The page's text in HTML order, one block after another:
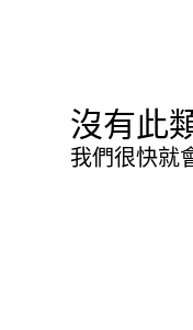
沒有此
我們很快就